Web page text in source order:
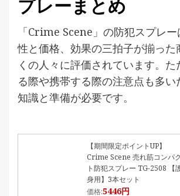
プレーまとめ
「Crime Scene」の防犯スプレ
性と価格、効果の三拍子が揃った
くの人々に評価されています。た
る際や携帯する際の注意点も多い
知識と準備が必要です。
【期間限定ポイントUP】
Crime Scene 売れ筋コンパク
ト防犯スプレー TG-2508 【
身用】3本セット
価格:5446円